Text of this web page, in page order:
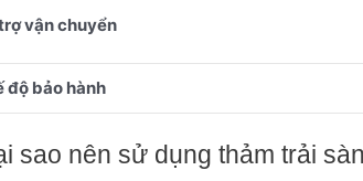
vận chuyển
độ bảo hành
sao nên sử dụng thảm trải